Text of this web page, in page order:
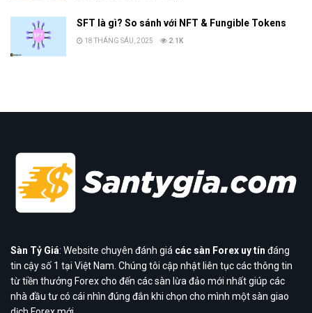
SFT là gì? So sánh với NFT & Fungible Tokens
18 THÁNG SÁU, 2025 2.1K
Sàn Tỷ Giá: Website chuyên đánh giá các sàn Forex uy tín đáng
tin cậy số 1 tại Việt Nam. Chúng tôi cập nhật liên tục các thông tin
từ tiền thưởng Forex cho đến các sàn lừa đảo mới nhất giúp các
nhà đầu tư có cái nhìn đúng đắn khi chọn cho mình một sàn giao